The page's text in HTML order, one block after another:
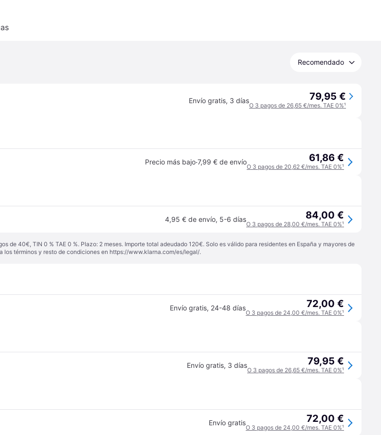
Recomendado
Envío gratis, 3 días 79,95 €
O 3 pagos de 26,65 €/mes. TAE 0%¹
Precio más bajo·7,99 € de envío 61,86 €
O 3 pagos de 20,62 €/mes. TAE 0%¹
4,95 € de envío, 5-6 días 84,00 €
O 3 pagos de 28,00 €/mes. TAE 0%¹
de 40€, TIN 0 % TAE 0 %. Plazo: 2 meses. Importe total adeudado 120€. Solo es válido para residentes en España y mayores de
los términos y resto de condiciones en https://www.klarna.com/es/legal/.
Envío gratis, 24-48 días 72,00 €
O 3 pagos de 24,00 €/mes. TAE 0%¹
Envío gratis, 3 días 79,95 €
O 3 pagos de 26,65 €/mes. TAE 0%¹
Envío gratis 72,00 €
O 3 pagos de 24,00 €/mes. TAE 0%¹